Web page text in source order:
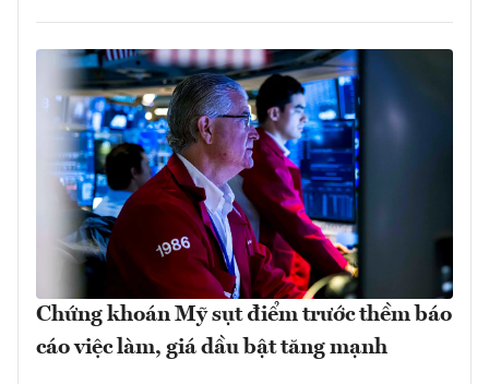
Chứng khoán Mỹ sụt điểm trước thềm báo
cáo việc làm, giá dầu bật tăng mạnh